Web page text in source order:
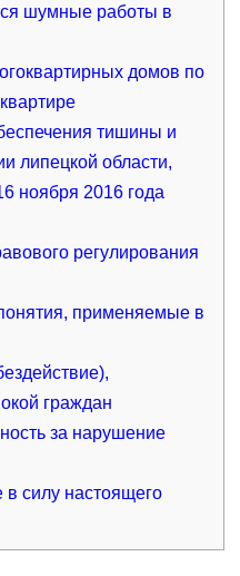
шумные работы в
домов по
тишины и
липецкой области,
ноября 2016 года
регулирования
применяемые в
граждан
за нарушение
в силу настоящего